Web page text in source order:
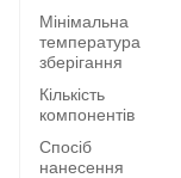
Мінімальна
температура
зберігання
Кількість
компонентів
Спосіб
нанесення